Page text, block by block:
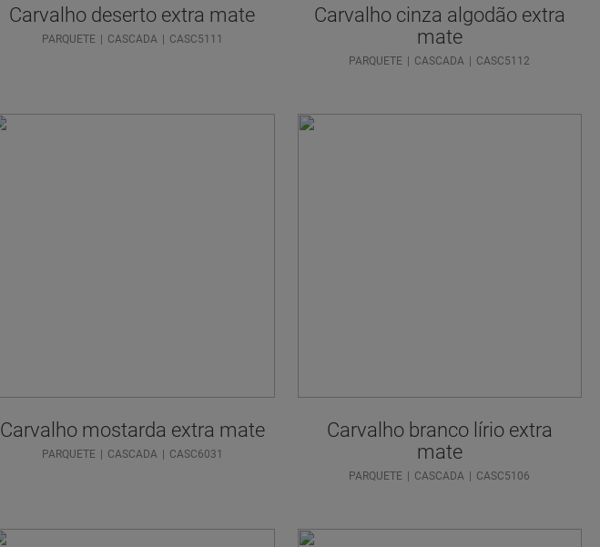
Carvalho deserto extra mate
PARQUETE CASCADA CASC5111
Carvalho cinza algodão extra
mate
PARQUETE CASCADA CASC5112
Carvalho mostarda extra mate
PARQUETE CASCADA CASC6031
Carvalho branco lírio extra
mate
PARQUETE CASCADA CASC5106